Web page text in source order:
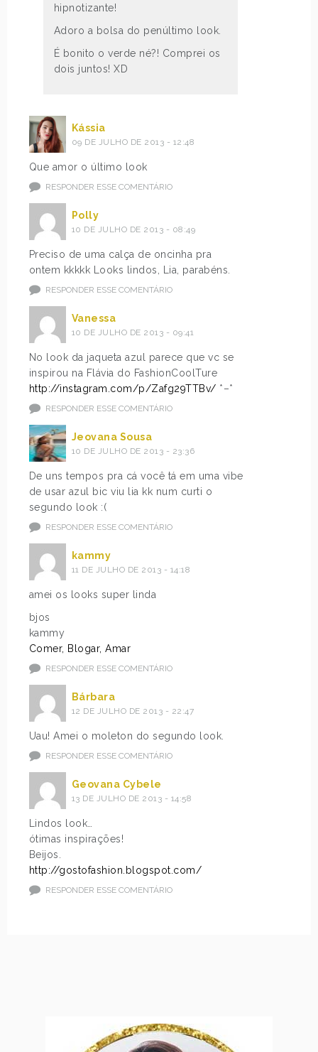
hipnotizante!
Adoro a bolsa do penúltimo look.
É bonito o verde né?! Comprei os
dois juntos! XD
Kássia
09 DE JULHO DE 2013 - 12:48
Que amor o último look
RESPONDER ESSE COMENTÁRIO
Polly
10 DE JULHO DE 2013 - 08:49
Preciso de uma calça de oncinha pra
ontem kkkkk Looks lindos, Lia, parabéns.
RESPONDER ESSE COMENTÁRIO
Vanessa
10 DE JULHO DE 2013 - 09:41
No look da jaqueta azul parece que vc se
inspirou na Flávia do FashionCoolTure
http://instagram.com/p/Zafg29TTBv/ *–*
RESPONDER ESSE COMENTÁRIO
Jeovana Sousa
10 DE JULHO DE 2013 - 23:36
De uns tempos pra cá você tá em uma vibe
de usar azul bic viu lia kk num curti o
segundo look :(
RESPONDER ESSE COMENTÁRIO
kammy
11 DE JULHO DE 2013 - 14:18
amei os looks super linda
bjos
kammy
Comer, Blogar, Amar
RESPONDER ESSE COMENTÁRIO
Bárbara
12 DE JULHO DE 2013 - 22:47
Uau! Amei o moleton do segundo look.
RESPONDER ESSE COMENTÁRIO
Geovana Cybele
13 DE JULHO DE 2013 - 14:58
Lindos look…
ótimas inspirações!
Beijos.
http://gostofashion.blogspot.com/
RESPONDER ESSE COMENTÁRIO